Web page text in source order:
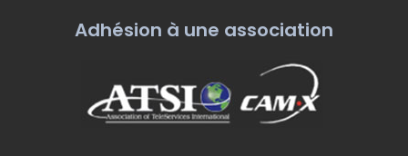
Adhésion à une association